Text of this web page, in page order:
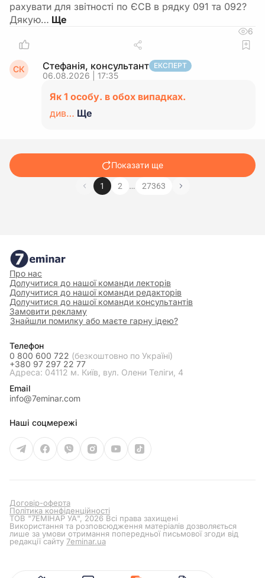
рахувати для звітності по ЄСВ в рядку 091 та 092?
Дякую…
6
СК Стефанія, консультант ЕКСПЕРТ
06.08.2026 | 17:35
Як 1 особу. в обох випадках.
див… Ще
Показати ще
1 2 … 27363
Про нас
Долучитися до нашої команди лекторів
Долучитися до нашої команди редакторів
Долучитися до нашої команди консультантів
Замовити рекламу
Знайшли помилку або маєте гарну ідею?
Телефон
0 800 600 722 (безкоштовно по Україні)
+380 97 297 22 77
Адреса: 04112 м. Київ, вул. Олени Теліги, 4
Email
info@7eminar.com
Наші соцмережі
Договір-оферта
Політика конфіденційності
ТОВ "7ЕМІНАР УА", 2026 Всі права захищені
Використання та розповсюдження матеріалів дозволяється
лише за умови отримання попередньої письмової згоди від
редакції сайту 7eminar.ua